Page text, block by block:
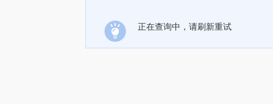
正在查询中，请刷新重试